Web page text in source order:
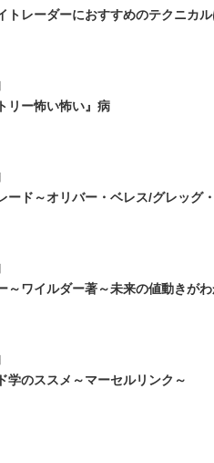
トレーダーにおすすめのテクニカル
リー怖い怖い』病
ード～オリバー・ベレス/グレッグ
～ワイルダー著～未来の値動きが
学のススメ～マーセルリンク～